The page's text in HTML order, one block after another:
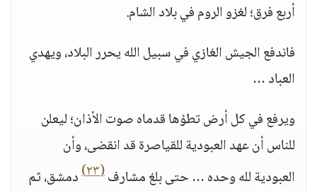
أربع فرق؛ لغزو الروم في بلاد الشام.
فاندفع الجيش الغازي في سبيل الله يحرر البلاد، ويهدي
العباد …
ويرفع في كل أرض تطؤها قدماه صوت الأذان؛ ليعلن
للناس أن عهد العبودية للقياصرة قد انقضى، وأن
العبودية لله وحده … حتى بلغ مشارف(٢٣)
دمشق، ثم